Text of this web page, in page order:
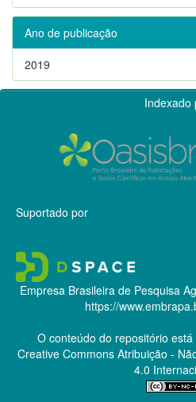
Ano de publicação
2019
Indexado
Suportado por
Empresa Brasileira de Pesquisa
https://
O conteúdo do repositório
Creative CommonsAtribuição -
4.0